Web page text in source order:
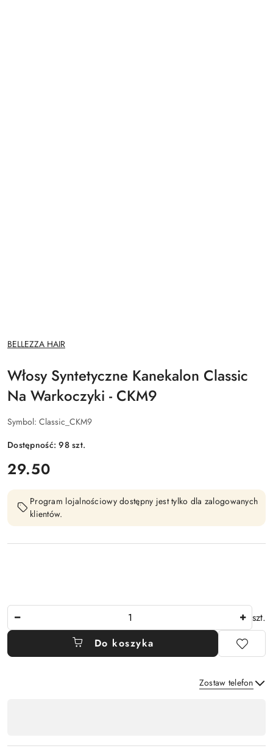
NAZWA
PRODUCENTA:
BELLEZZA HAIR
Włosy Syntetyczne Kanekalon Classic
Na Warkoczyki - CKM9
Symbol: Classic_CKM9
Dostępność:98szt.
cena:
29.50
Program lojalnościowy dostępny jest tylko dla zalogowanych
klientów.
szt.
Do koszyka
Zostaw telefon
płatność